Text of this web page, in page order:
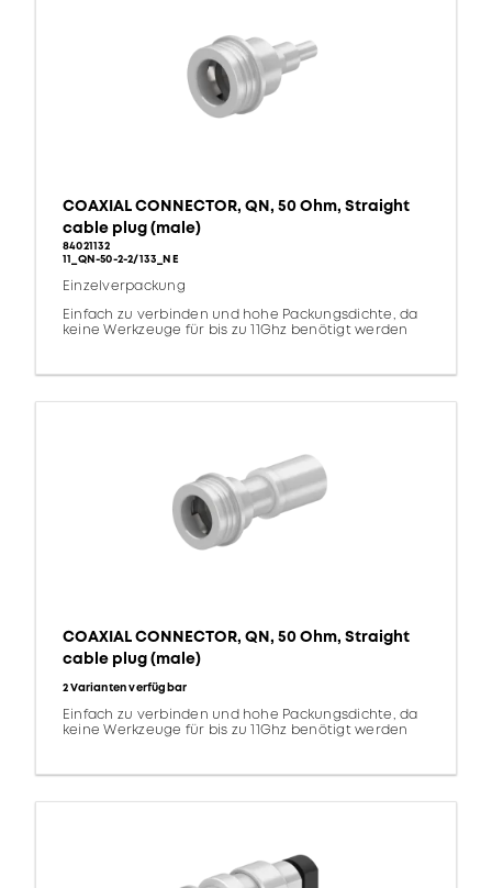
COAXIAL CONNECTOR, QN, 50 Ohm, Straight
cable plug (male)
84021132
11_QN-50-2-2/133_NE
Einzelverpackung
Einfach zu verbinden und hohe Packungsdichte, da
keine Werkzeuge für bis zu 11Ghz benötigt werden
COAXIAL CONNECTOR, QN, 50 Ohm, Straight
cable plug (male)
2 Varianten verfügbar
Einfach zu verbinden und hohe Packungsdichte, da
keine Werkzeuge für bis zu 11Ghz benötigt werden